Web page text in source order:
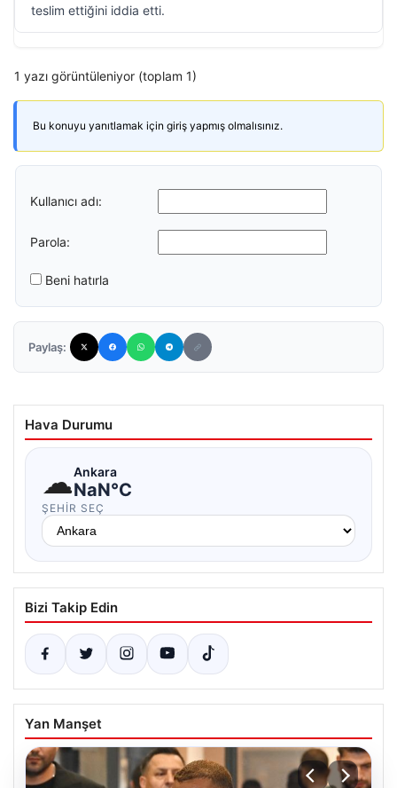
teslim ettiğini iddia etti.
1 yazı görüntüleniyor (toplam 1)
Bu konuyu yanıtlamak için giriş yapmış olmalısınız.
Kullanıcı adı:
Parola:
Beni hatırla
Paylaş:
Hava Durumu
☁Ankara
NaN°C
ŞEHIR SEÇ
Bizi Takip Edin
Yan Manşet